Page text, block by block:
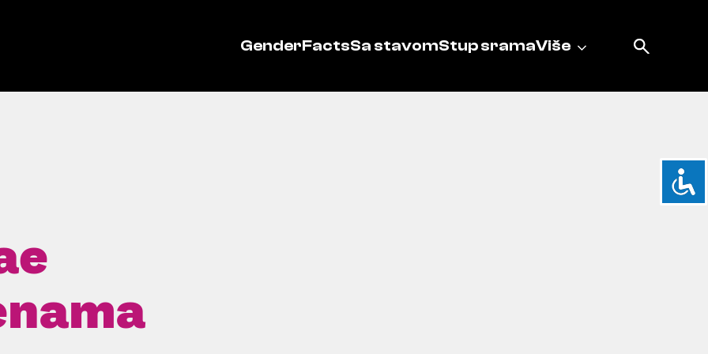
GenderFactsSa stavomStup sramaViše